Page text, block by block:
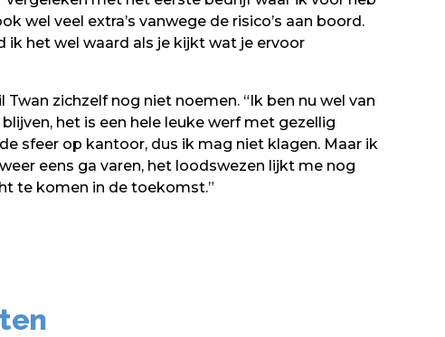
wel veel extra’s vanwege de risico’s aan boord.
ik het wel waard als je kijkt wat je ervoor
Twan zichzelf nog niet noemen. “Ik ben nu wel van
het is een hele leuke werf met gezellig
sfeer op kantoor, dus ik mag niet klagen. Maar ik
eens ga varen, het loodswezen lijkt me nog
te komen in de toekomst.”